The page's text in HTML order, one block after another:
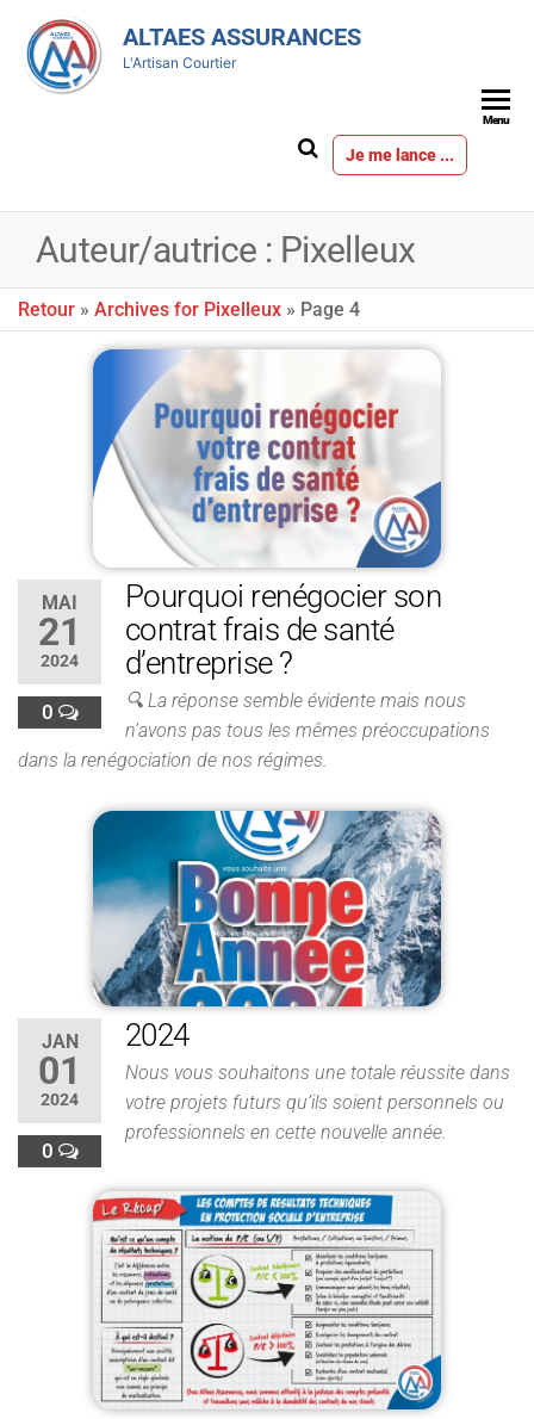
ALTAES ASSURANCES
L'Artisan Courtier
Je me lance ...
Menu
Auteur/autrice : Pixelleux
Retour » Archives for Pixelleux » Page 4
MAI
21
2024
0
Pourquoi renégocier son
contrat frais de santé
d’entreprise ?
🔍 La réponse semble évidente mais nous
n’avons pas tous les mêmes préoccupations
dans la renégociation de nos régimes.
JAN
01
2024
0
2024
Nous vous souhaitons une totale réussite dans
votre projets futurs qu’ils soient personnels ou
professionnels en cette nouvelle année.